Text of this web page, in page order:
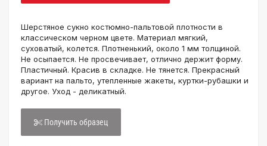
Шерстяное сукно костюмно-пальтовой плотности в
классическом черном цвете. Материал мягкий,
суховатый, колется. Плотненький, около 1 мм толщиной.
Не осыпается. Не просвечивает, отлично держит форму.
Пластичный. Красив в складке. Не тянется. Прекрасный
вариант на пальто, утепленные жакеты, куртки-рубашки и
другое. Уход - деликатный.
Получить образец